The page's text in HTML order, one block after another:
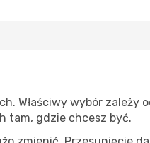
Właściwy wybór zależy
tam, gdzie chcesz być.